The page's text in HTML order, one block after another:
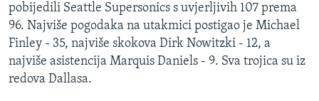
Learning English
PRATITE NAS
pobijedili Seattle Supersonics s uvjerljivih 107 prema
96. Najviše pogodaka na utakmici postigao je Michael
Finley - 35, najviše skokova Dirk Nowitzki - 12, a
najviše asistencija Marquis Daniels - 9. Sva trojica su iz
redova Dallasa.